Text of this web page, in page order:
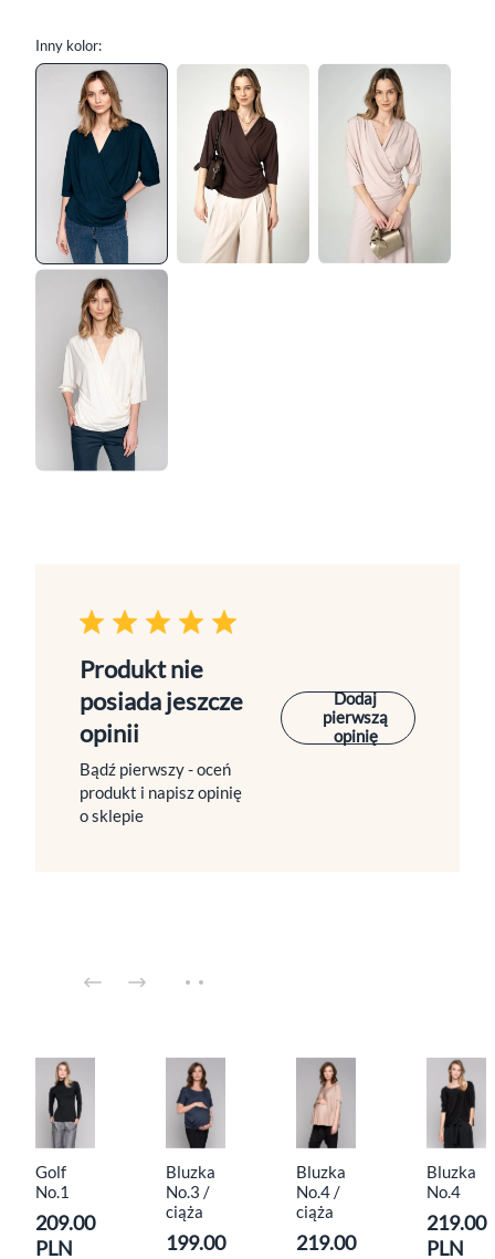
Inny kolor:
Produkt nie
posiada jeszcze
opinii
Bądź pierwszy - oceń
produkt i napisz opinię
o sklepie
Dodaj
pierwszą
opinię
Golf
No.1
209.00
PLN
Bluzka
No.3 /
ciąża
199.00
Bluzka
No.4 /
ciąża
219.00
Bluzka
No.4
219.00
PLN